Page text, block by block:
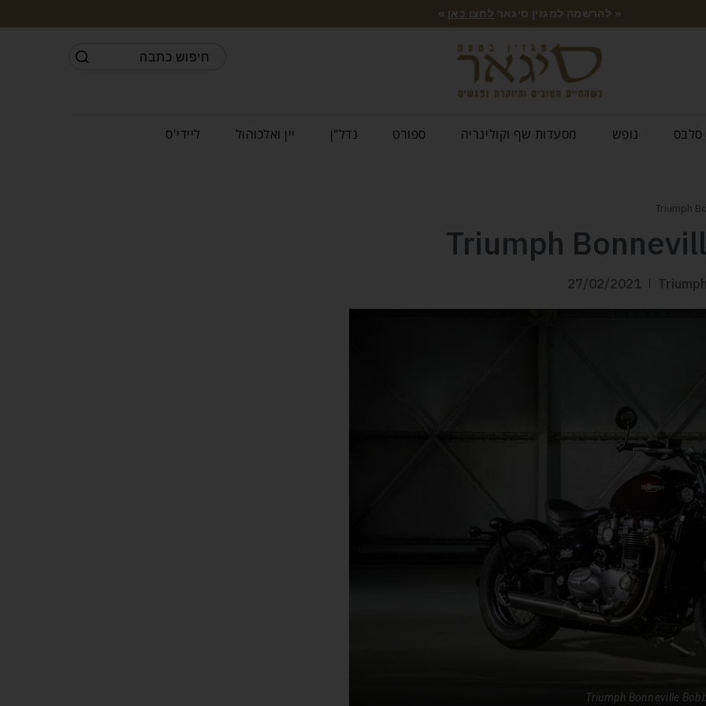
« להרשמה למגזין סיגאר לחצו כאן »
סלבס נופש מסעדות שף וקולינריה ספורט נדל"ן יין ואלכוהול ליידי'ס
27/02/2021
Triumph Bonneville